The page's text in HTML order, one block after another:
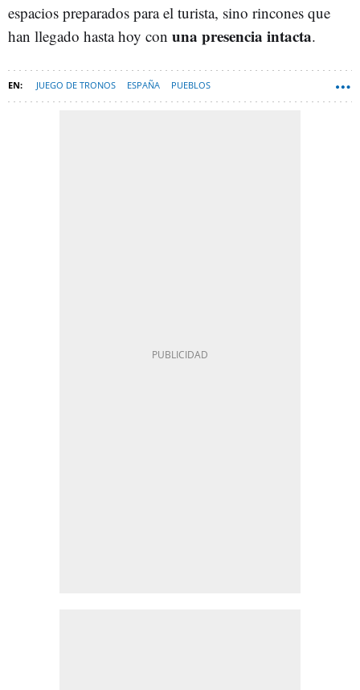
espacios preparados para el turista, sino rincones que
han llegado hasta hoy con una presencia intacta.
JUEGO DE TRONOS ESPAÑA PUEBLOS